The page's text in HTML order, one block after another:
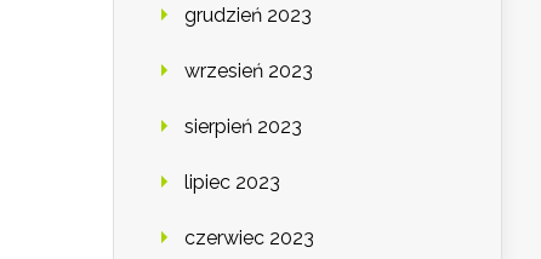
grudzień 2023
wrzesień 2023
sierpień 2023
lipiec 2023
czerwiec 2023